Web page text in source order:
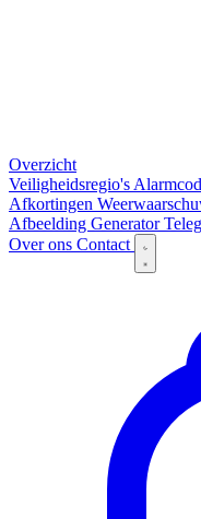
Overzicht
Veiligheidsregio's
Afkortingen
Afbeelding Generator
Over ons Contact